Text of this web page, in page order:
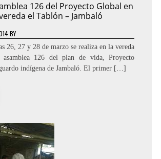
126 del Proyecto Global en
el Tablón – Jambaló
BY
26, 27 y 28 de marzo se realiza en la vereda
126 del plan de vida, Proyecto
indígena de Jambaló. El primer […]